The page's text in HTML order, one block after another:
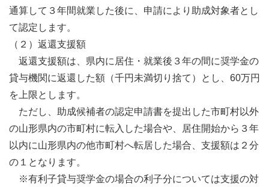
通算して３年間就業した後に、申請により助成対象者とし
て認定します。
（２）返還支援額
返還支援額は、県内に居住・就業後３年の間に奨学金の
貸与機関に返還した額（千円未満切り捨て）とし、60万円
を上限とします。
ただし、助成候補者の認定申請書を提出した市町村以外
の山形県内の市町村に転入した場合や、居住開始から３年
以内に山形県内の他市町村へ転居した場合、支援額は２分
の１となります。
※有利子貸与奨学金の場合の利子分については支援の対